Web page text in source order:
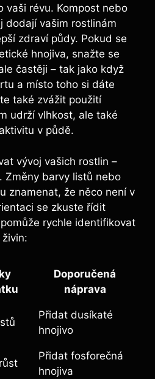
⁢vaši révu. Kompost nebo
dodají vašim rostlinám
zdraví půdy. Pokud se
hnojiva, snažte se
častěji –‍ tak jako když⁤
a místo ⁢toho si dáte
také zvážit použití
udrží vlhkost, ale⁤ také
v půdě.
vývoj vašich rostlin –
Změny barvy listů nebo​
znamenat, že něco není v
se zkuste ​řídit
rychle identifikovat
Doporučená
náprava
Přidat dusíkaté
‍hnojivo
Přidat fosforečná ​
hnojiva